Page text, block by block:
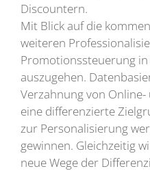
Discountern.
Mit Blick auf die
weiteren
Promotionssteuerung
auszugehen.
Verzahnung von
eine differenzierte
zur Personalisierung
gewinnen. Gleichzeitig
neue Wege der